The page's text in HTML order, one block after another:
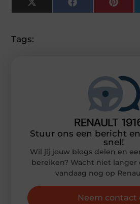
X
(Twitter)
Facebook
Tags:
Stuur ons een bericht
snel!
Wil jij jouw blogs delen en
bereiken? Wacht niet langer
vandaag nog op
Neem contact